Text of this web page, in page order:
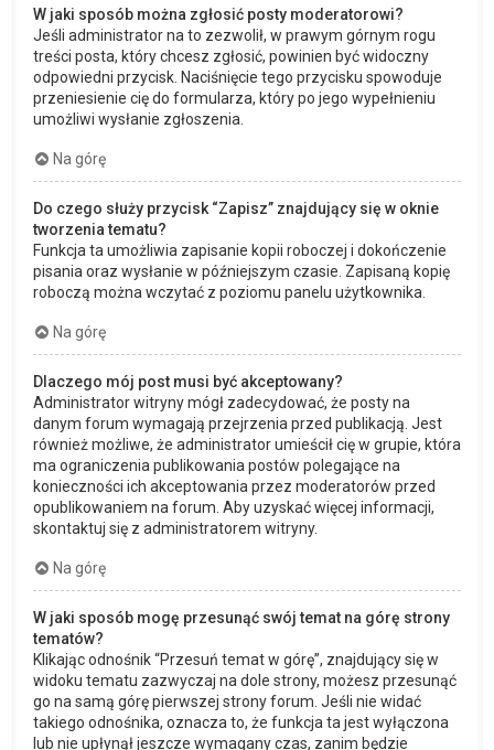
W jaki sposób można zgłosić posty moderatorowi?
Jeśli administrator na to zezwolił, w prawym górnym rogu
treści posta, który chcesz zgłosić, powinien być widoczny
odpowiedni przycisk. Naciśnięcie tego przycisku spowoduje
przeniesienie cię do formularza, który po jego wypełnieniu
umożliwi wysłanie zgłoszenia.
Na górę
Do czego służy przycisk “Zapisz” znajdujący się w oknie
tworzenia tematu?
Funkcja ta umożliwia zapisanie kopii roboczej i dokończenie
pisania oraz wysłanie w późniejszym czasie. Zapisaną kopię
roboczą można wczytać z poziomu panelu użytkownika.
Na górę
Dlaczego mój post musi być akceptowany?
Administrator witryny mógł zadecydować, że posty na
danym forum wymagają przejrzenia przed publikacją. Jest
również możliwe, że administrator umieścił cię w grupie, która
ma ograniczenia publikowania postów polegające na
konieczności ich akceptowania przez moderatorów przed
opublikowaniem na forum. Aby uzyskać więcej informacji,
skontaktuj się z administratorem witryny.
Na górę
W jaki sposób mogę przesunąć swój temat na górę strony
tematów?
Klikając odnośnik “Przesuń temat w górę”, znajdujący się w
widoku tematu zazwyczaj na dole strony, możesz przesunąć
go na samą górę pierwszej strony forum. Jeśli nie widać
takiego odnośnika, oznacza to, że funkcja ta jest wyłączona
lub nie upłynął jeszcze wymagany czas, zanim będzie